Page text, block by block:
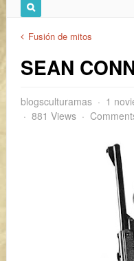
Fusión de mitos
SEAN
blogsculturamas 1
881 Views